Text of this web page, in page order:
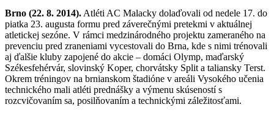
Brno (22. 8. 2014). Atléti AC Malacky dolaďovali od nedele 17. do
piatka 23. augusta formu pred záverečnými pretekmi v aktuálnej
atletickej sezóne. V rámci medzinárodného projektu zameraného na
prevenciu pred zraneniami vycestovali do Brna, kde s nimi trénovali
aj ďalšie kluby zapojené do akcie – domáci Olymp, maďarský
Székesfehérvár, slovinský Koper, chorvátsky Split a taliansky Terst.
Okrem tréningov na brnianskom štadióne v areáli Vysokého učenia
technického mali atléti prednášky a výmenu skúseností s
rozcvičovaním sa, posilňovaním a technickými záležitosťami.